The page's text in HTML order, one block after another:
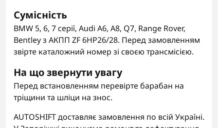
Сумісність
BMW 5, 6, 7 серії, Audi A6, A8, Q7, Range Rover,
Bentley з АКПП ZF 6HP26/28. Перед замовленням
звірте каталожний номер зі своєю трансмісією.
На що звернути увагу
Перед встановленням перевірте барабан на
тріщини та шліци на знос.
AUTOSHIFT доставляє замовлення по всій Україні.